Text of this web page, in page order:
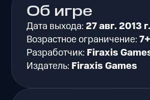
Об игре
Дата выхода: 27 авг. 2013 г.
Возрастное ограничение:7+
Разработчик: Firaxis
Издатель: Firaxis Games